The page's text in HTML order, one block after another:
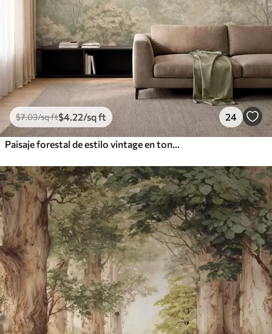
$7.03/sq ft$4 .22/sq ft 24